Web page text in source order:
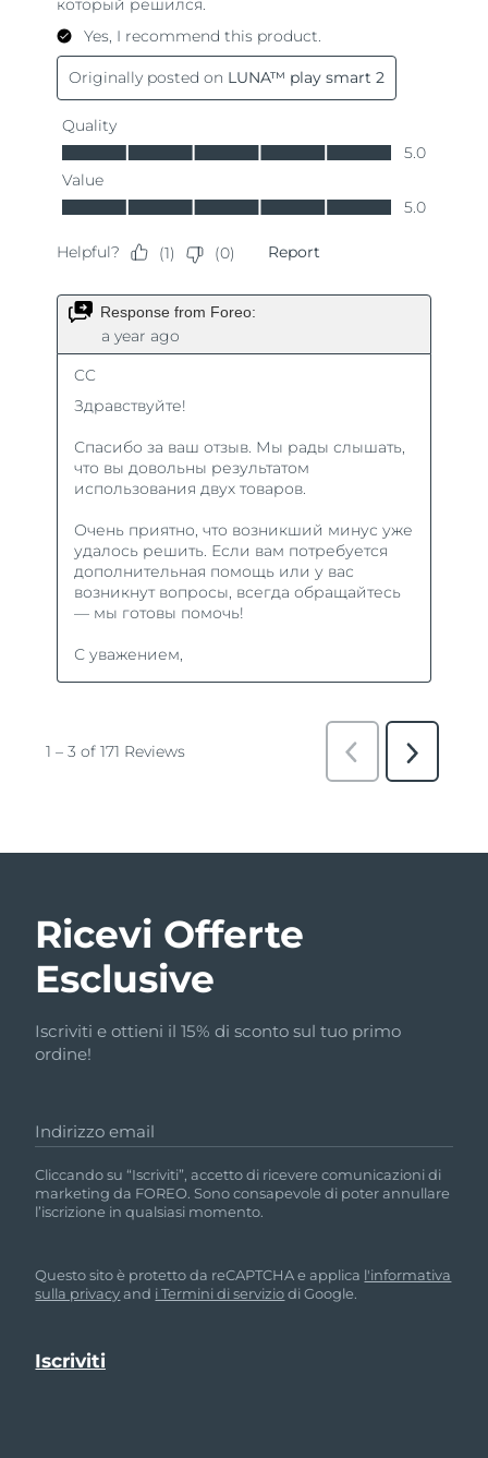
Ricevi Offerte
Esclusive
Iscriviti e ottieni il 15% di sconto sul tuo primo
ordine!
Indirizzo email
Cliccando su “Iscriviti”, accetto di ricevere comunicazioni di
marketing da FOREO. Sono consapevole di poter annullare
l’iscrizione in qualsiasi momento.
Questo sito è protetto da reCAPTCHA e applica l'informativa
sulla privacyand i Termini di serviziodi Google.